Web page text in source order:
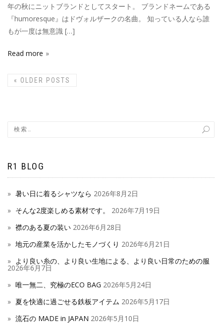
年の秋にニットブランドとしてスタート。 ブランドネームである
『humoresque』はドヴォルザークの名曲。 知っている人なら誰
もが一度は無意識 […]
Read more
« OLDER POSTS
R1 BLOG
暑い日に着るシャツなら 2026年8月2日
そんな2度楽しめる素材です。
2026年7月19日
襟のある夏の装い 2026年6月28日
地元の産業を活かしたモノづくり 2026年6月21日
より良い糸の、より良い生地による、より良い日常のための服
2026年6月7日
唯一無二、究極のECO BAG 2026年5月24日
夏を快適に過ごせる鉄板アイテム 2026年5月17日
流石の MADE in JAPAN 2026年5月10日